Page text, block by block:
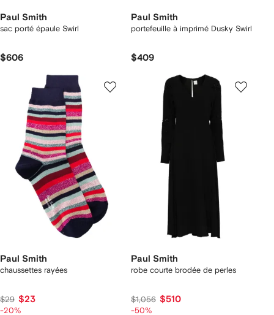
Paul Smith
sac porté épaule Swirl
$606
Paul Smith
portefeuille à imprimé Dusky Swirl
$409
Paul Smith
chaussettes rayées
$29 $23
-20%
Paul Smith
robe courte brodée de perles
$1,056 $510
-50%